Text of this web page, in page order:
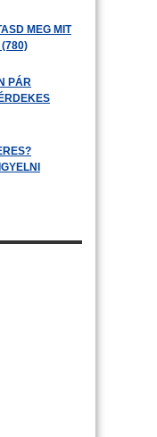
MEG MIT
(780)
PÁR